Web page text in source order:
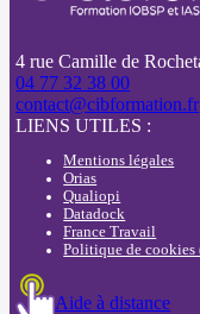
4 rue Camille de
04 77 32 38 00
contact@cibformation.fr
LIENS UTILES :
Mentions légales
Orias
Qualiopi
Datadock
France Travail
Politique de cookies
Aide à distance